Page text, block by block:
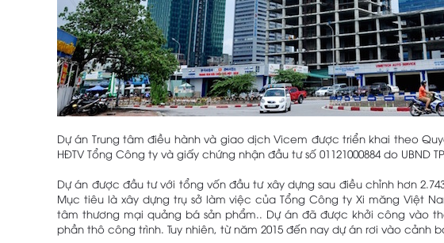
Dự án Trung tâm điều hành và giao dịch Vicem được triển khai theo
HĐTV Tổng Công ty và giấy chứng nhận đầu tư số 01121000884 do UBND
Dự án được đầu tư với tổng vốn đầu tư xây dựng sau điều chỉnh hơn
Mục tiêu là xây dựng trụ sở làm việc của Tổng Công ty Xi măng Việt
tâm thương mại quảng bá sản phẩm.. Dự án đã được khởi công vào
phần thô công trình. Tuy nhiên, từ năm 2015 đến nay dự án rơi vào cảnh